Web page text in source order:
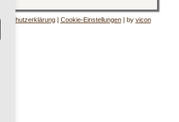
| Cookie-Einstellungen| by vicon